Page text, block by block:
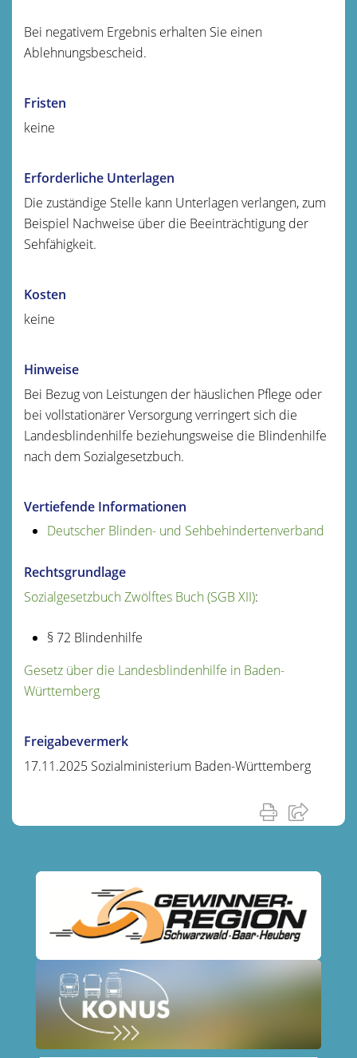
Bei negativem Ergebnis erhalten Sie einen
Ablehnungsbescheid.
Fristen
keine
Erforderliche Unterlagen
Die zuständige Stelle kann Unterlagen verlangen, zum
Beispiel Nachweise über die Beeinträchtigung der
Sehfähigkeit.
Kosten
keine
Hinweise
Bei Bezug von Leistungen der häuslichen Pflege oder
bei vollstationärer Versorgung verringert sich die
Landesblindenhilfe beziehungsweise die Blindenhilfe
nach dem Sozialgesetzbuch.
Vertiefende Informationen
Deutscher Blinden- und Sehbehindertenverband
Rechtsgrundlage
Sozialgesetzbuch Zwölftes Buch (SGB XII):
§ 72 Blindenhilfe
Gesetz über die Landesblindenhilfe in Baden-
Württemberg
Freigabevermerk
17.11.2025 Sozialministerium Baden-Württemberg